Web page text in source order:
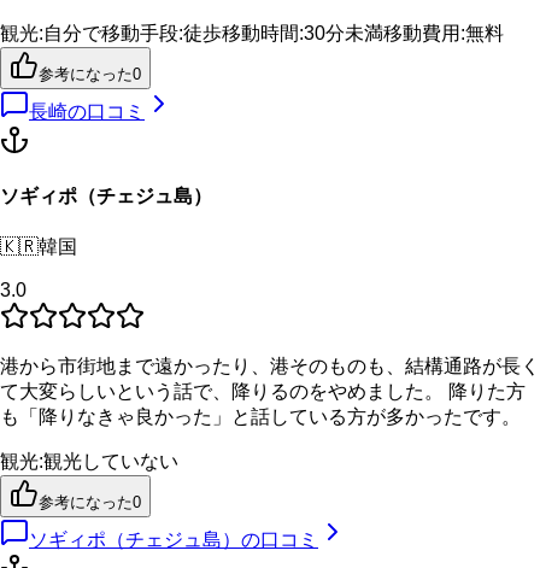
観光:自分で移動手段:徒歩移動時間:30分未満移動費用 :無料
参考になった0
長崎の口コミ
ソギィポ（チェジュ島）
🇰🇷韓国
3.0
港から市街地まで遠かったり、港そのものも、結構通路が長く
て大変らしいという話で、降りるのをやめました。 降りた方
も「降りなきゃ良かった」と話している方が多かったです。
観光:観光していない
参考になった0
ソギィポ（チェジュ島） の口コミ